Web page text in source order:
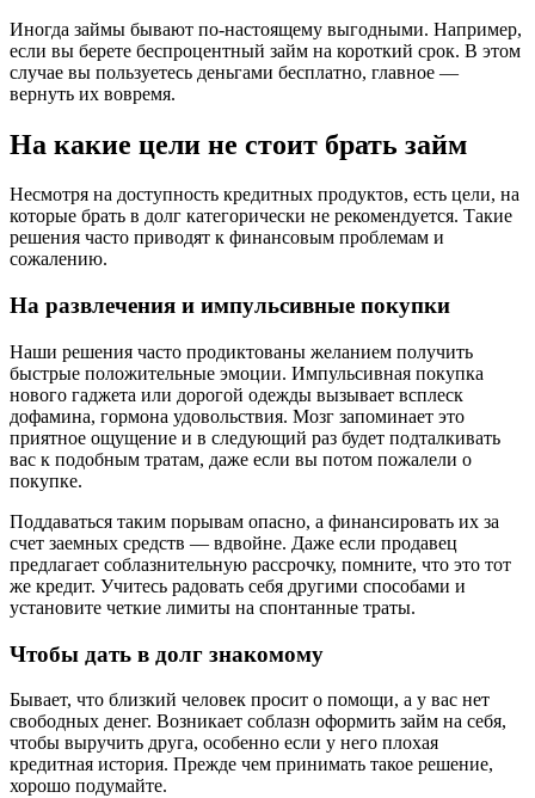
Иногда займы бывают по-настоящему выгодными. Например,
если вы берете беспроцентный займ на короткий срок. В этом
случае вы пользуетесь деньгами бесплатно, главное —
вернуть их вовремя.
На какие цели не стоит брать займ
Несмотря на доступность кредитных продуктов, есть цели, на
которые брать в долг категорически не рекомендуется. Такие
решения часто приводят к финансовым проблемам и
сожалению.
На развлечения и импульсивные покупки
Наши решения часто продиктованы желанием получить
быстрые положительные эмоции. Импульсивная покупка
нового гаджета или дорогой одежды вызывает всплеск
дофамина, гормона удовольствия. Мозг запоминает это
приятное ощущение и в следующий раз будет подталкивать
вас к подобным тратам, даже если вы потом пожалели о
покупке.
Поддаваться таким порывам опасно, а финансировать их за
счет заемных средств — вдвойне. Даже если продавец
предлагает соблазнительную рассрочку, помните, что это тот
же кредит. Учитесь радовать себя другими способами и
установите четкие лимиты на спонтанные траты.
Чтобы дать в долг знакомому
Бывает, что близкий человек просит о помощи, а у вас нет
свободных денег. Возникает соблазн оформить займ на себя,
чтобы выручить друга, особенно если у него плохая
кредитная история. Прежде чем принимать такое решение,
хорошо подумайте.